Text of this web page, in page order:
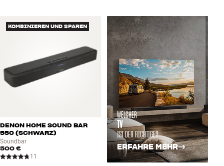
KOMBINIEREN UND SPAREN
DENON HOME SOUND BAR
550 (SCHWARZ)
Soundbar
500 €
11
WELCHER
TV
IST DER RICHTIGE?
ERFAHRE MEHR